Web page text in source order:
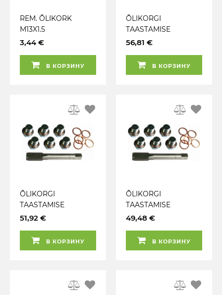
REM. ÕLIKORK
M13X1.5
KOMPLEKTILE 26530T
3,44 €
В КОРЗИНУ
ÕLIKORGI
TAASTAMISE
KOMPLEKT M20X1.5
56,81 €
В КОРЗИНУ
ÕLIKORGI
TAASTAMISE
KOMPLEKT M17X1.5
51,92 €
В КОРЗИНУ
ÕLIKORGI
TAASTAMISE
KOMPLEKT M15X1.5
49,48 €
В КОРЗИНУ